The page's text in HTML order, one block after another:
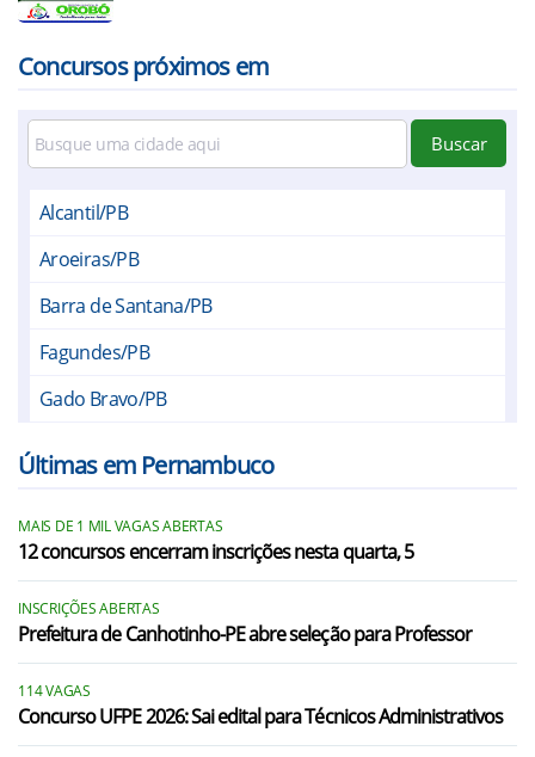
Concursos próximos em
Buscar
Alcantil/PB
Aroeiras/PB
Barra de Santana/PB
Fagundes/PB
Gado Bravo/PB
Itatuba/PB
Juripiranga/PB
Mogeiro/PB
Queimadas/PB
Últimas em Pernambuco
MAIS DE 1 MIL VAGAS ABERTAS
12 concursos encerram inscrições nesta quarta, 5
INSCRIÇÕES ABERTAS
Prefeitura de Canhotinho-PE abre seleção para Professor
114 VAGAS
Concurso UFPE 2026: Sai edital para Técnicos Administrativos